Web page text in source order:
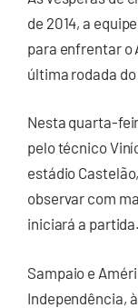
de 2014, a
para enfrentar o
última rodada
Nesta quarta-
pelo técnico
estádio
observar com
iniciará a partida.
Sampaio e
Independência,